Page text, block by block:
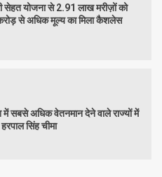
सेहत योजना से 2.91 लाख मरीज़ों को
से अधिक मूल्य का मिला कैशलेस
में सबसे अधिक वेतनमान देने वाले राज्यों में
सिंह चीमा